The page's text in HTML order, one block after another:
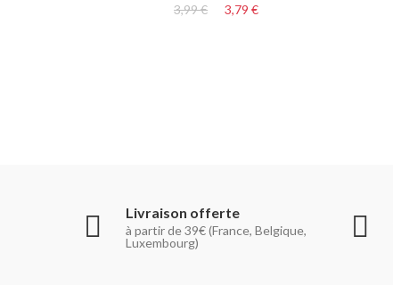
3,99 €
3,79 €
Livraison offerte
à partir de 39€ (France, Belgique,
Luxembourg)